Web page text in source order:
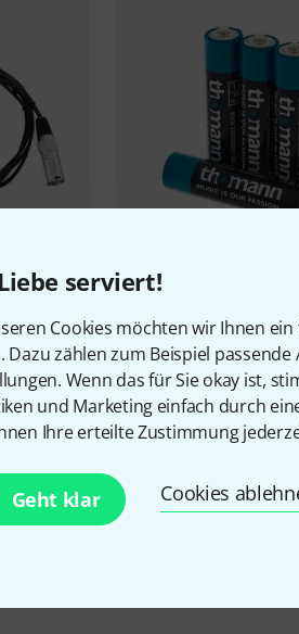
serviert!
Cookies möchten wir Ihnen
Dazu zählen zum Beispiel
Wenn das für Sie okay ist,
und Marketing einfach durch
Ihre erteilte Zustimmung
Geht klar Cookies
ThomannLR03 AAA 4pc
1,90 €